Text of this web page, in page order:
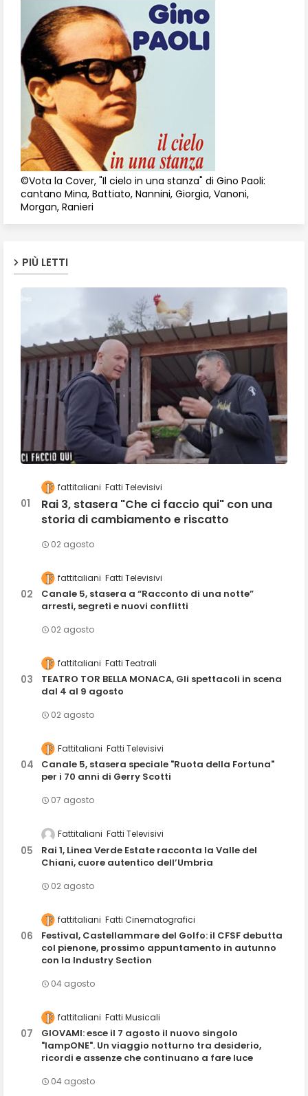
©Vota la Cover, "Il cielo in una stanza" di Gino Paoli:
cantano Mina, Battiato, Nannini, Giorgia, Vanoni,
Morgan, Ranieri
PIÙ LETTI
fattitaliani Fatti Televisivi
Rai 3, stasera "Che ci faccio qui" con una
storia di cambiamento e riscatto
02 agosto
fattitaliani Fatti Televisivi
Canale 5, stasera a “Racconto di una notte”
arresti, segreti e nuovi conflitti
02 agosto
fattitaliani Fatti Teatrali
TEATRO TOR BELLA MONACA, Gli spettacoli in scena
dal 4 al 9 agosto
02 agosto
Fattitaliani Fatti Televisivi
Canale 5, stasera speciale "Ruota della Fortuna"
per i 70 anni di Gerry Scotti
07 agosto
Fattitaliani Fatti Televisivi
Rai 1, Linea Verde Estate racconta la Valle del
Chiani, cuore autentico dell’Umbria
02 agosto
fattitaliani Fatti Cinematografici
Festival, Castellammare del Golfo: il CFSF debutta
col pienone, prossimo appuntamento in autunno
con la Industry Section
04 agosto
fattitaliani Fatti Musicali
GIOVAMI: esce il 7 agosto il nuovo singolo
"lampONE". Un viaggio notturno tra desiderio,
ricordi e assenze che continuano a fare luce
04 agosto